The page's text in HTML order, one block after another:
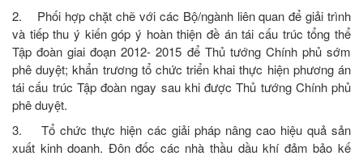
2. Phối hợp chặt chẽ với các Bộ/ngành liên quan để giải trình
và tiếp thu ý kiến góp ý hoàn thiện đề án tái cấu trúc tổng thể
Tập đoàn giai đoạn 2012- 2015 để Thủ tướng Chính phủ sớm
phê duyệt; khẩn trương tổ chức triển khai thực hiện phương án
tái cấu trúc Tập đoàn ngay sau khi được Thủ tướng Chính phủ
phê duyệt.
3. Tổ chức thực hiện các giải pháp nâng cao hiệu quả sản
xuất kinh doanh. Đôn đốc các nhà thầu dầu khí đảm bảo kế